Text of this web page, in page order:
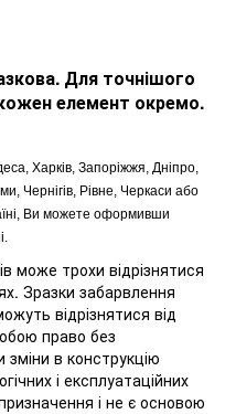
Для точнішого
елемент окремо.
Харків, Запоріжжя, Дніпро,
Чернігів, Рівне, Черкаси або
Ви можете оформивши
може трохи відрізнятися
Зразки забарвлення
відрізнятися від
право без
в конструкцію
і експлуатаційних
і не є основою